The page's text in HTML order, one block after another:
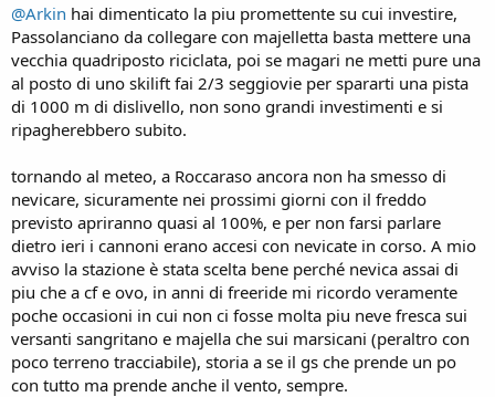
@Arkin hai dimenticato la piu promettente su cui investire,
Passolanciano da collegare con majelletta basta mettere una
vecchia quadriposto riciclata, poi se magari ne metti pure una
al posto di uno skilift fai 2/3 seggiovie per spararti una pista
di 1000 m di dislivello, non sono grandi investimenti e si
ripagherebbero subito.
tornando al meteo, a Roccaraso ancora non ha smesso di
nevicare, sicuramente nei prossimi giorni con il freddo
previsto apriranno quasi al 100%, e per non farsi parlare
dietro ieri i cannoni erano accesi con nevicate in corso. A mio
avviso la stazione è stata scelta bene perché nevica assai di
piu che a cf e ovo, in anni di freeride mi ricordo veramente
poche occasioni in cui non ci fosse molta piu neve fresca sui
versanti sangritano e majella che sui marsicani (peraltro con
poco terreno tracciabile), storia a se il gs che prende un po
con tutto ma prende anche il vento, sempre.